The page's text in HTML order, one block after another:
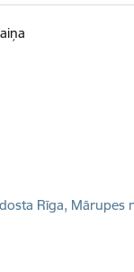
Rīga, Mārupes